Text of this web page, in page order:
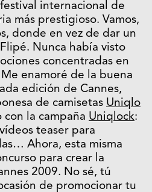
internacional de
más prestigioso. Vamos,
donde en vez de dar un
Nunca había visto
concentradas en
enamoré de la buena
edición de Cannes,
de camisetas Uniqlo
la campaña Uniqlock:
teaser para
Ahora, esta misma
para crear la
2009. No sé, tú
de promocionar tu